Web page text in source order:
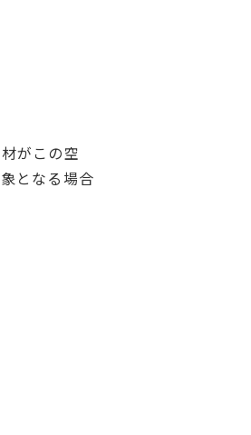
がこの空
となる場合